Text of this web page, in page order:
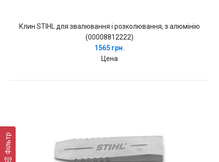
Фільтр
Клин STIHL для звалювання і розколювання, з алюмінію
(00008812222)
1565 грн.
Цена